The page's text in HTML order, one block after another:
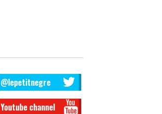
@lepetitnegre
Youtube channel